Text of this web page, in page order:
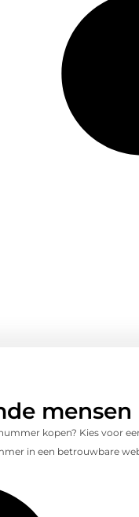
mensen
kopen? Kies voor
in een betrouwbare